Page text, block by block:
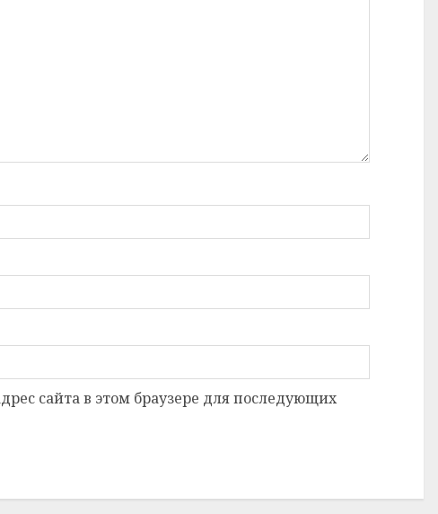
сайта в этом браузере для последующих